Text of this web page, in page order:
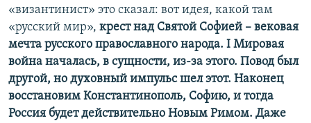
«византинист» это сказал: вот идея, какой там
«русский мир», крест над Святой Софией – вековая
мечта русского православного народа. I Мировая
война началась, в сущности, из-за этого. Повод был
другой, но духовный импульс шел этот. Наконец
восстановим Константинополь, Софию, и тогда
Россия будет действительно Новым Римом. Даже